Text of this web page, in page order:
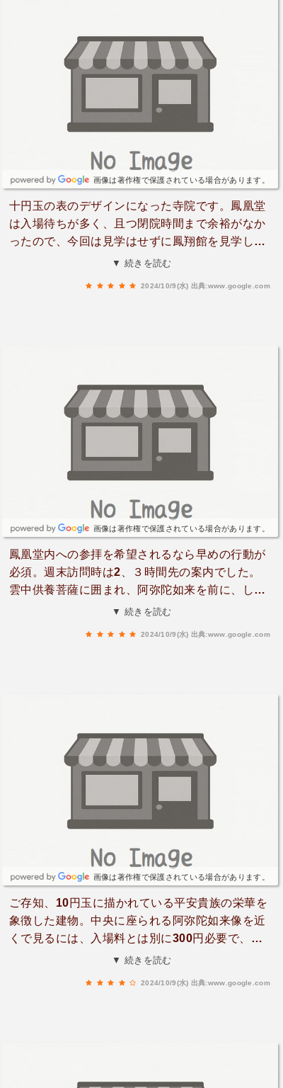
は国宝の梵鐘や雲中供養菩薩像なども展示されて
おり、鳳凰堂だけでは知り得ない歴史的背景を深
く学ぶことができました。
画像は著作権で保護されている場合があります。
十円玉の表のデザインになった寺院です。鳳凰堂
は入場待ちが多く、且つ閉院時間まで余裕がなか
ったので、今回は見学はせずに鳳翔館を見学しま
した。当日は支那人韓国人の観光が多く、せっか
▼ 続きを読む
2024/10/9(水) 出典:www.google.com
画像は著作権で保護されている場合があります。
鳳凰堂内への参拝を希望されるなら早めの行動が
必須。週末訪問時は2、３時間先の案内でした。
雲中供養菩薩に囲まれ、阿弥陀如来を前に、しば
し来迎を約束されたありがたさに浸ってきまし
▼ 続きを読む
2024/10/9(水) 出典:www.google.com
画像は著作権で保護されている場合があります。
ご存知、10円玉に描かれている平安貴族の栄華を
象徴した建物。中央に座られる阿弥陀如来像を近
くで見るには、入場料とは別に300円必要で、入
場してから中の販売所で指定された時間のチケッ
▼ 続きを読む
2024/10/9(水) 出典:www.google.com